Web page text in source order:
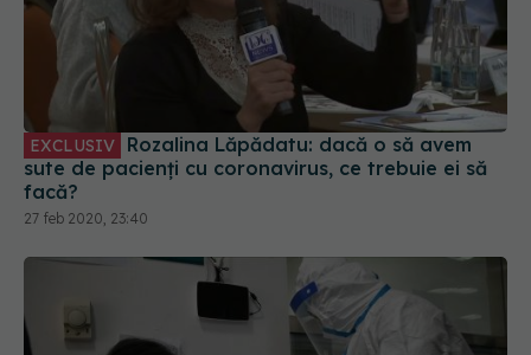
EXCLUSIV
sute de pacienți cu coronavirus, ce trebuie ei să
facă?
27 feb 2020, 23:40